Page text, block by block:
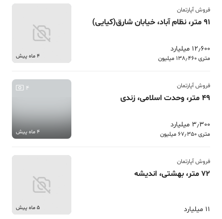
فروش آپارتمان
91 متر، نظام آباد، خیابان شارق(کیایی)
12٫600 میلیارد
متری 138٫460 میلیون 4 ماه پیش
فروش آپارتمان
49 متر، وحدت اسلامی، زندی
3٫300 میلیارد
متری 67٫350 میلیون
4
4 ماه پیش
فروش آپارتمان
72 متر، بهشتی، اندیشه
11 میلیارد 5 ماه پیش